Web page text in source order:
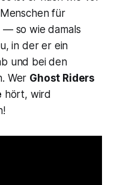
für
so wie damals
in der er ein
und bei den
Wer Ghost Riders
hört, wird